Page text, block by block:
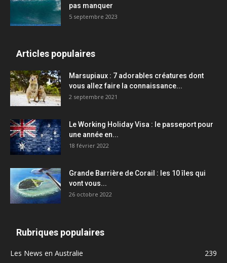
pas manquer
5 septembre 2023
Articles populaires
Marsupiaux : 7 adorables créatures dont
vous allez faire la connaissance...
2 septembre 2021
Le Working Holiday Visa : le passeport pour
une année en...
18 février 2022
Grande Barrière de Corail : les 10 îles qui
vont vous...
26 octobre 2022
Rubriques populaires
Les News en Australie
239